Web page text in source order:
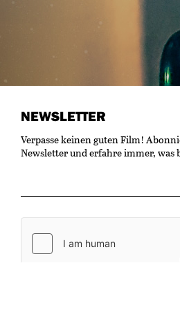
NEWSLETTER
Verpasse keinen guten Film!
Newsletter und erfahre immer, was